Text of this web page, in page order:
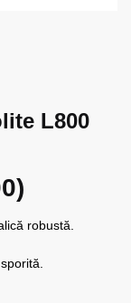
L800
robustă.